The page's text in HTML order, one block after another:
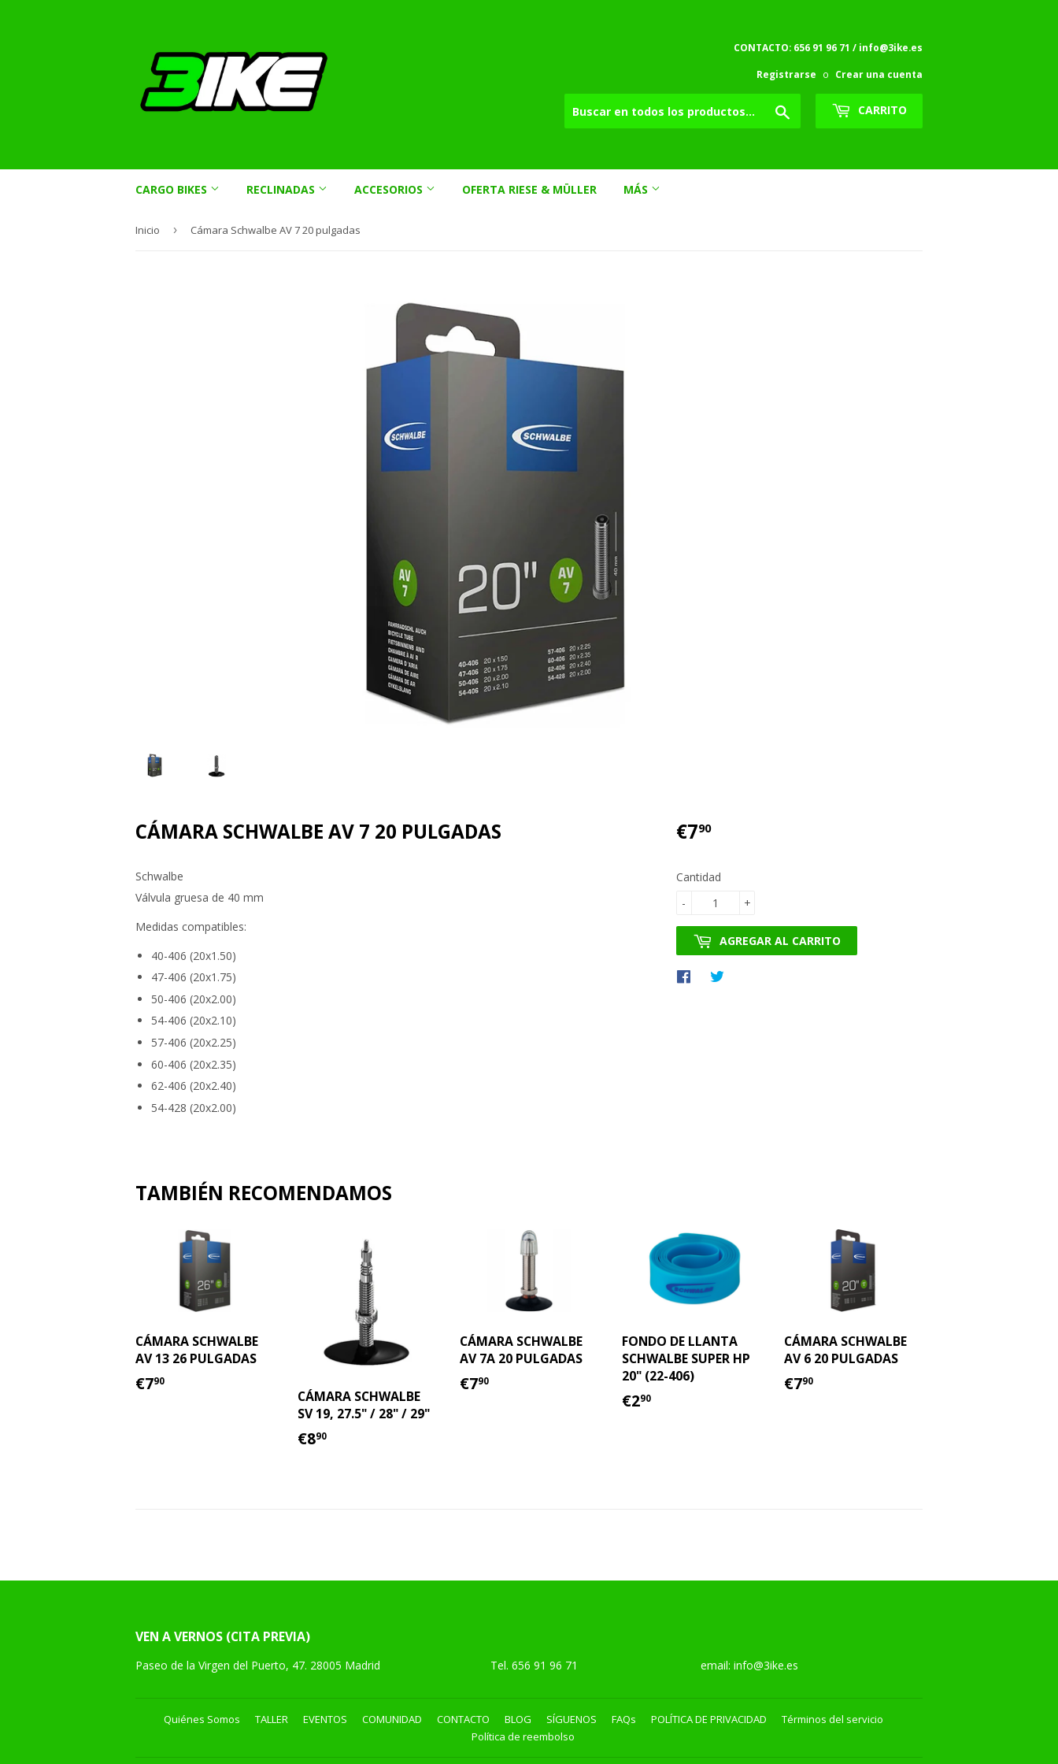
CONTACTO: 656 91 96 71 / info@3ike.es
Registrarse o Crear una cuenta
CARRITO
CARGO BIKES RECLINADAS ACCESORIOS OFERTA RIESE & MÜLLER MÁS
Inicio › Cámara Schwalbe AV 7 20 pulgadas
CÁMARA SCHWALBE AV 7 20 PULGADAS
Schwalbe
Válvula gruesa de 40 mm
Medidas compatibles:
40-406 (20x1.50)
47-406 (20x1.75)
50-406 (20x2.00)
54-406 (20x2.10)
57-406 (20x2.25)
60-406 (20x2.35)
62-406 (20x2.40)
54-428 (20x2.00)
€790€7.90
Cantidad
+
-
AGREGAR AL CARRITO
Compartir
TAMBIÉN RECOMENDAMOS
CÁMARA SCHWALBE
AV 13 26 PULGADAS
PRECIO
€790
CÁMARA SCHWALBE
SV 19, 27.5" / 28" / 29"
PRECIO
€890
CÁMARA SCHWALBE
AV 7A 20 PULGADAS
PRECIO
€790
FONDO DE LLANTA
SCHWALBE SUPER HP
20" (22-406)
PRECIO
€290
CÁMARA SCHWALBE
AV 6 20 PULGADAS
PRECIO
€790
VEN A VERNOS (CITA PREVIA)
Paseo de la Virgen del Puerto, 47. 28005 Madrid Tel. 656 91 96 71 email: info@3ike.es
Quiénes Somos TALLER EVENTOS COMUNIDAD CONTACTO BLOG SÍGUENOS FAQs POLÍTICA DE PRIVACIDAD
Términos del servicio
Política de reembolso